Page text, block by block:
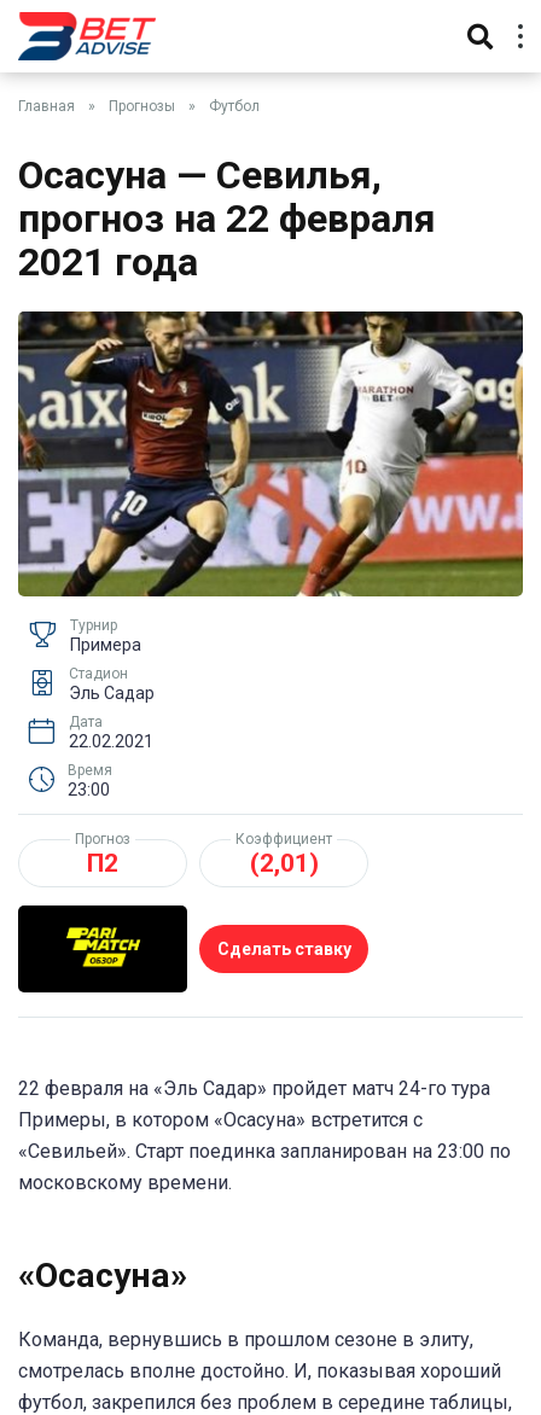
Главная » Прогнозы » Футбол
Осасуна — Севилья,
прогноз на 22 февраля
2021 года
Турнир
Примера
Стадион
Эль Садар
Дата
22.02.2021
Время
23:00
Прогноз
П2
Коэффициент
(2,01)
Сделать ставку
22 февраля на «Эль Садар» пройдет матч 24-го тура
Примеры, в котором «Осасуна» встретится с
«Севильей». Старт поединка запланирован на 23:00 по
московскому времени.
«Осасуна»
Команда, вернувшись в прошлом сезоне в элиту,
смотрелась вполне достойно. И, показывая хороший
футбол, закрепился без проблем в середине таблицы,